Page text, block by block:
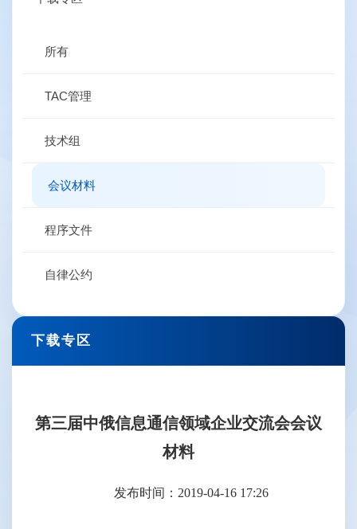
所有
TAC管理
技术组
会议材料
程序文件
自律公约
下载专区
第三届中俄信息通信领域企业交流会会议
材料
发布时间：2019-04-16 17:26